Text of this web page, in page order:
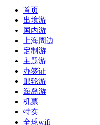
首页
出境游
国内游
上海周边
定制游
主题游
办签证
邮轮游
海岛游
机票
特卖
全球wifi